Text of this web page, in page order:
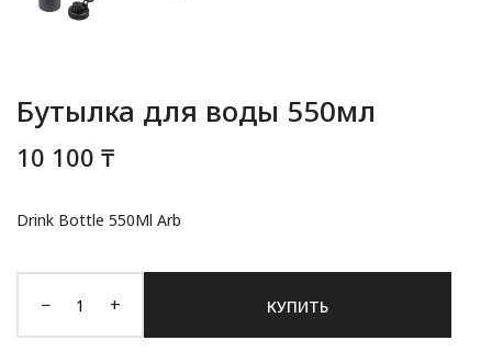
Бутылка для воды 550мл
10 100 ₸
Drink Bottle 550Ml Arb
− + КУПИТЬ